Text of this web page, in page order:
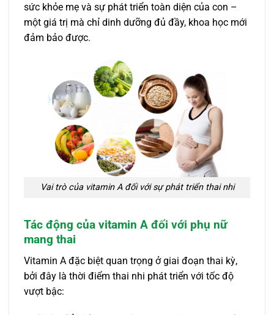
sức khỏe mẹ và sự phát triển toàn diện của con –
một giá trị mà chỉ dinh dưỡng đủ đầy, khoa học mới
đảm bảo được.
Vai trò của vitamin A đối với sự phát triển thai nhi
Tác động của vitamin A đối với phụ nữ
mang thai
Vitamin A đặc biệt quan trọng ở giai đoạn thai kỳ,
bởi đây là thời điểm thai nhi phát triển với tốc độ
vượt bậc: